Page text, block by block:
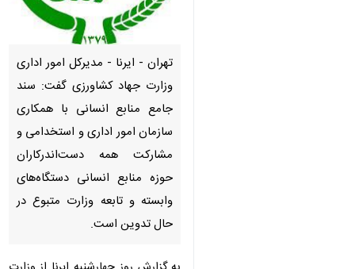
تهران - ایرنا - مدیرکل امور اداری
وزارت جهاد کشاورزی گفت: سند
جامع منابع انسانی با همکاری
سازمان امور اداری و استخدامی و
مشارکت همه دست‌اندرکاران
حوزه منابع انسانی دستگاه‌های
وابسته و تابعه وزارت متبوع در
حال تدوین است.